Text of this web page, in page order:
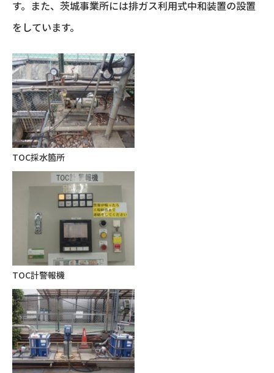
す。また、茨城事業所には排ガス利用式中和装置の設置
をしています。
TOC採水箇所
TOC計警報機